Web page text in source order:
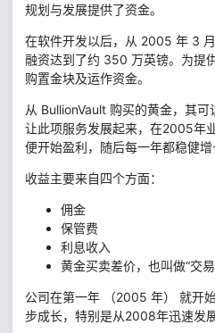
规划与发展提供了资金。
在软件开发以后，从 2005 年 3
融资达到了约 350 万英镑。为提
购置金块及运作资金。
从 BullionVault 购买的黄金，其
让此项服务发展起来，在2005年
便开始盈利，随后每一年都稳健增
收益主要来自四个方面：
佣金
保管费
利息收入
黄金买卖差价，也叫做“交易
公司在第一年 （2005 年） 就开
步成长，特别是从2008年迅速发展